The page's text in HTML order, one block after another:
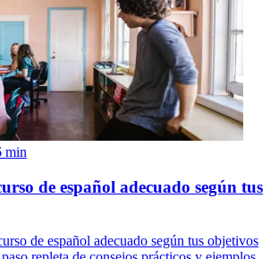
min
de español adecuado según tus
de español adecuado según tus objetivos